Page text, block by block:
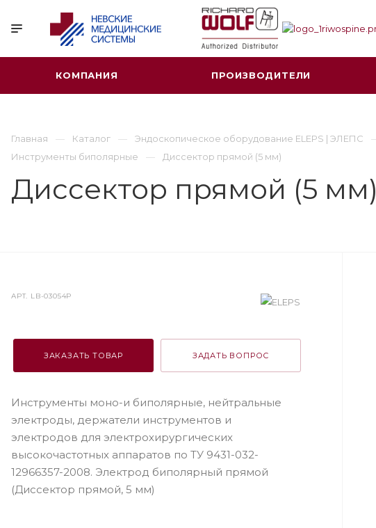
КОМПАНИЯ ПРОИЗВОДИТЕЛИ
Главная Каталог Эндоскопическое оборудование ELEPS | ЭЛЕПС
Инструменты биполярные
Диссектор прямой (5 мм)
Диссектор прямой (5 мм)
АРТ. LB-03054P
ЗАКАЗАТЬ ТОВАР ЗАДАТЬ ВОПРОС
Инструменты моно-и биполярные, нейтральные
электроды, держатели инструментов и
электродов для электрохирургических
высокочастотных аппаратов по ТУ 9431-032-
12966357-2008. Электрод биполярный прямой
(Диссектор прямой, 5 мм)